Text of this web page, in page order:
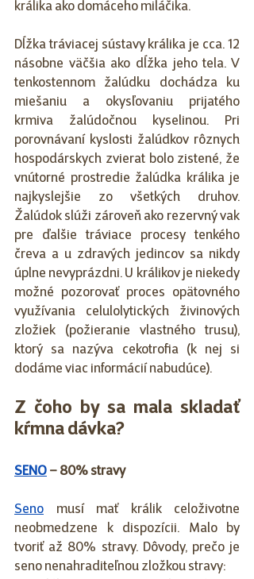
králika ako domáceho miláčika.
Dĺžka tráviacej sústavy králika je cca. 12
násobne väčšia ako dĺžka jeho tela. V
tenkostennom žalúdku dochádza ku
miešaniu a okysľovaniu prijatého
krmiva žalúdočnou kyselinou. Pri
porovnávaní kyslosti žalúdkov rôznych
hospodárskych zvierat bolo zistené, že
vnútorné prostredie žalúdka králika je
najkyslejšie zo všetkých druhov.
Žalúdok slúži zároveň ako rezervný vak
pre ďalšie tráviace procesy tenkého
čreva a u zdravých jedincov sa nikdy
úplne nevyprázdni. U králikov je niekedy
možné pozorovať proces opätovného
využívania celulolytických živinových
zložiek (požieranie vlastného trusu),
ktorý sa nazýva cekotrofia (k nej si
dodáme viac informácií nabudúce).
Z čoho by sa mala skladať
kŕmna dávka?
SENO – 80% stravy
Seno musí mať králik celoživotne
neobmedzene k dispozícii. Malo by
tvoriť až 80% stravy. Dôvody, prečo je
seno nenahraditeľnou zložkou stravy: